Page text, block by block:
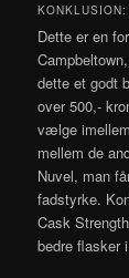
KONKLUSION:
Dette er en
dette et godt
over 500,-
vælge
mellem de
Nuvel, man
fadstyrke.
Cask
bedre flasker